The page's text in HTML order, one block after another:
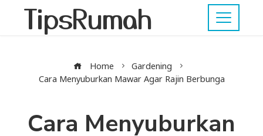
TipsRumah
Home
Gardening
Cara Menyuburkan Mawar Agar Rajin Berbunga
Cara Menyuburkan